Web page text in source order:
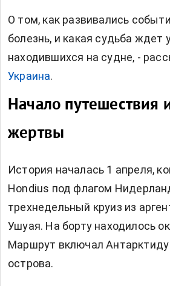
О том, как развивались
болезнь, и какая судьба ждет
находившихся на судне, -
Украина.
Начало путешествия
жертвы
История началась 1 апреля,
Hondius под флагом
трехнедельный круиз из
Ушуая. На борту находилось
Маршрут включал
острова.